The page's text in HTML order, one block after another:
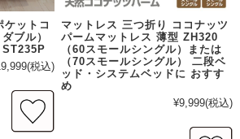
ケットコ
ブル）
ST235P
(税込)
マットレス 三つ折り ココナッツ
パームマットレス 薄型 ZH320
（60スモールシングル）または
（70スモールシングル） 二段ベ
ッド・システムベッドに おすす
め
¥9,999(税込)